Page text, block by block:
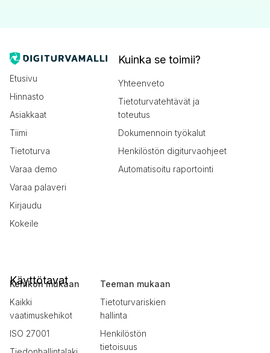
Etusivu
Hinnasto
Asiakkaat
Tiimi
Tietoturva
Varaa demo
Varaa palaveri
Kirjaudu
Kokeile
Kuinka se toimii?
Yhteenveto
Tietoturvatehtävät ja
toteutus
Dokumennoin työkalut
Henkilöstön digiturvaohjeet
Automatisoitu raportointi
Käyttötavat
Kehikon mukaan
Kaikki
vaatimuskehikot
ISO 27001
Teeman mukaan
Tietoturvariskien
hallinta
Henkilöstön
tietoisuus